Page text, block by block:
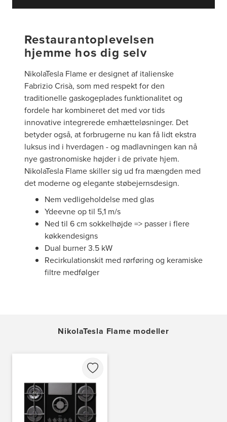
Restaurantoplevelsen
hjemme hos dig selv
NikolaTesla Flame er designet af italienske
Fabrizio Crisà, som med respekt for den
traditionelle gaskogeplades funktionalitet og
fordele har kombineret det med vor tids
innovative integrerede emhætteløsninger. Det
betyder også, at forbrugerne nu kan få lidt ekstra
luksus ind i hverdagen - og madlavningen kan nå
nye gastronomiske højder i de private hjem.
NikolaTesla Flame skiller sig ud fra mængden med
det moderne og elegante støbejernsdesign.
Nem vedligeholdelse med glas
Ydeevne op til 5,1 m/s
Ned til 6 cm sokkelhøjde => passer i flere
køkkendesigns
Dual burner 3.5 kW
Recirkulationskit med rørføring og keramiske
filtre medfølger
NikolaTesla Flame modeller